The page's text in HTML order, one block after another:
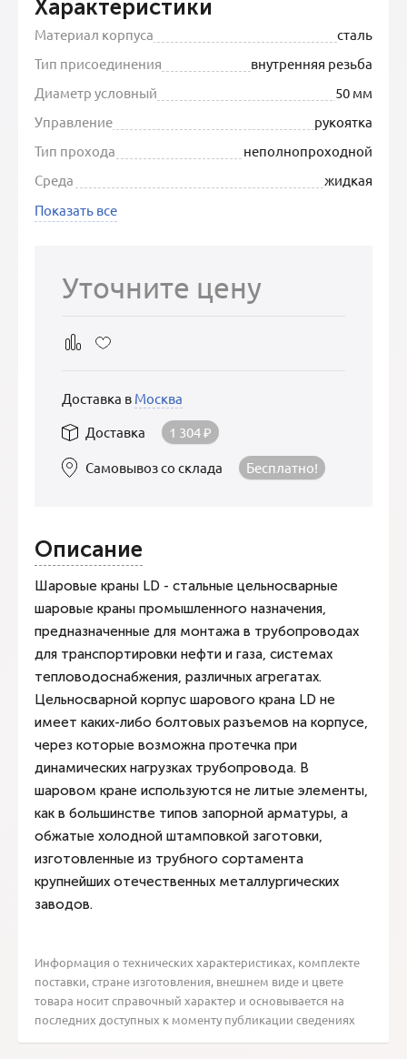
Характеристики
Материал корпуса
сталь
Тип присоединения
внутренняя резьба
Диаметр условный
50 мм
Управление
рукоятка
Тип прохода
неполнопроходной
Среда
жидкая
Показать все
Уточните цену
Доставка в Москва
Доставка
1 304₽
Самовывоз со склада Бесплатно!
Описание
Шаровые краны LD - стальные цельносварные
шаровые краны промышленного назначения,
предназначенные для монтажа в трубопроводах
для транспортировки нефти и газа, системах
тепловодоснабжения, различных агрегатах.
Цельносварной корпус шарового крана LD не
имеет каких-либо болтовых разъемов на корпусе,
через которые возможна протечка при
динамических нагрузках трубопровода. В
шаровом кране используются не литые элементы,
как в большинстве типов запорной арматуры, а
обжатые холодной штамповкой заготовки,
изготовленные из трубного сортамента
крупнейших отечественных металлургических
заводов.
Информация о технических характеристиках, комплекте
поставки, стране изготовления, внешнем виде и цвете
товара носит справочный характер и основывается на
последних доступных к моменту публикации сведениях